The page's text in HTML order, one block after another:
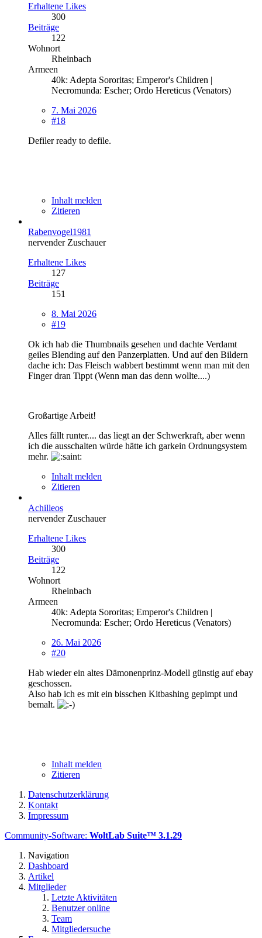
Erhaltene Likes
300
Beiträge
122
Wohnort
Rheinbach
Armeen
40k: Adepta Sororitas; Emperor's Children |
Necromunda: Escher; Ordo Hereticus (Venators)
7. Mai 2026
#18
Defiler ready to defile.
Inhalt melden
Zitieren
Rabenvogel1981
nervender Zuschauer
Erhaltene Likes
127
Beiträge
151
8. Mai 2026
#19
Ok ich hab die Thumbnails gesehen und dachte Verdamt
geiles Blending auf den Panzerplatten. Und auf den Bildern
dache ich: Das Fleisch wabbert bestimmt wenn man mit den
Finger dran Tippt (Wenn man das denn wollte....)
Großartige Arbeit!
Alles fällt runter.... das liegt an der Schwerkraft, aber wenn
ich die ausschalten würde hätte ich garkein Ordnungsystem
mehr.
Inhalt melden
Zitieren
Achilleos
nervender Zuschauer
Erhaltene Likes
300
Beiträge
122
Wohnort
Rheinbach
Armeen
40k: Adepta Sororitas; Emperor's Children |
Necromunda: Escher; Ordo Hereticus (Venators)
26. Mai 2026
#20
Hab wieder ein altes Dämonenprinz-Modell günstig auf ebay
geschossen.
Also hab ich es mit ein bisschen Kitbashing gepimpt und
bemalt.
Inhalt melden
Zitieren
Datenschutzerklärung
Kontakt
Impressum
Community-Software: WoltLab Suite™ 3.1.29
Navigation
Dashboard
Artikel
Mitglieder
Letzte Aktivitäten
Benutzer online
Team
Mitgliedersuche